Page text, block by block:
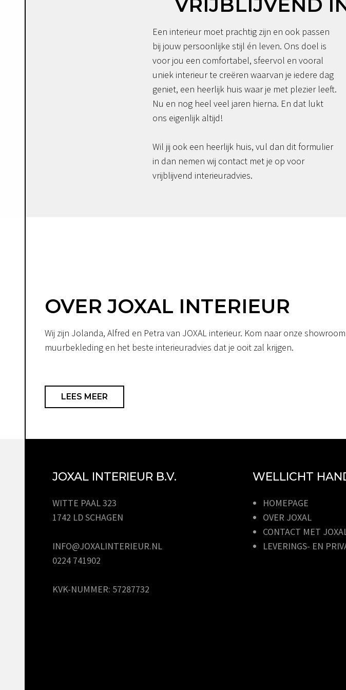
VRIJBLIJVEND
Een interieur moet prachtig zijn en ook passen
bij jouw persoonlijke stijl én leven. Ons doel is
voor jou een comfortabel, sfeervol en vooral
uniek interieur te creëren waarvan je iedere dag
geniet, een heerlijk huis waar je met plezier leeft.
Nu en nog heel veel jaren hierna. En dat lukt
ons eigenlijk altijd!
Wil jij ook een heerlijk huis, vul dan dit formulier
in dan nemen wij contact met je op voor
vrijblijvend interieuradvies.
OVER JOXAL INTERIEUR
Wij zijn Jolanda, Alfred en Petra van JOXAL interieur. Kom naar onze
muurbekleding en het beste interieuradvies dat je ooit zal krijgen.
LEES MEER
JOXAL INTERIEUR B.V.
WITTE PAAL 323
1742 LD SCHAGEN
INFO@JOXALINTERIEUR.NL
0224 741902
KVK-NUMMER: 57287732
WELLICHT
HOMEPAGE
OVER JOXAL
CONTACT MET
LEVERINGS- EN